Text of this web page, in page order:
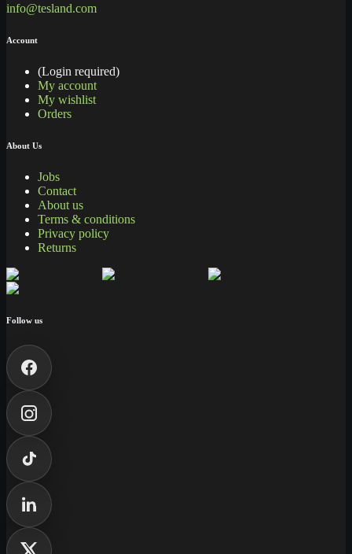
info@tesland.com
Account
(Login required)
My account
My wishlist
Orders
About Us
Jobs
Contact
About us
Terms & conditions
Privacy policy
Returns
Follow us